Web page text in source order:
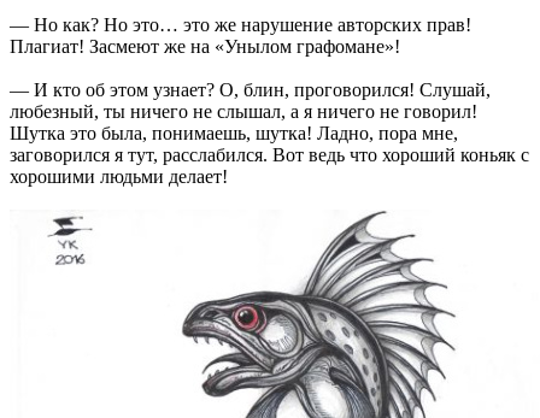
— Но как? Но это… это же нарушение авторских прав!
Плагиат! Засмеют же на «Унылом графомане»!
— И кто об этом узнает? О, блин, проговорился! Слушай,
любезный, ты ничего не слышал, а я ничего не говорил!
Шутка это была, понимаешь, шутка! Ладно, пора мне,
заговорился я тут, расслабился. Вот ведь что хороший коньяк с
хорошими людьми делает!